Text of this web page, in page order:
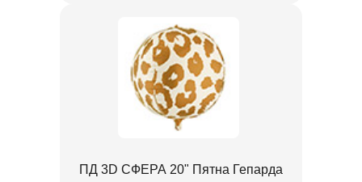
ПД 3D СФЕРА 20" Пятна Гепарда